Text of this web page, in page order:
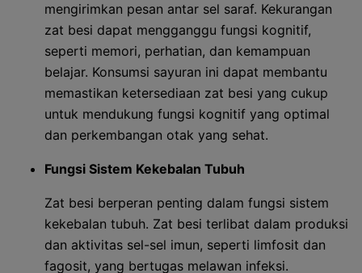
mengirimkan pesan antar sel saraf. Kekurangan
zat besi dapat mengganggu fungsi kognitif,
seperti memori, perhatian, dan kemampuan
belajar. Konsumsi sayuran ini dapat membantu
memastikan ketersediaan zat besi yang cukup
untuk mendukung fungsi kognitif yang optimal
dan perkembangan otak yang sehat.
Fungsi Sistem Kekebalan Tubuh
Zat besi berperan penting dalam fungsi sistem
kekebalan tubuh. Zat besi terlibat dalam produksi
dan aktivitas sel-sel imun, seperti limfosit dan
fagosit, yang bertugas melawan infeksi.